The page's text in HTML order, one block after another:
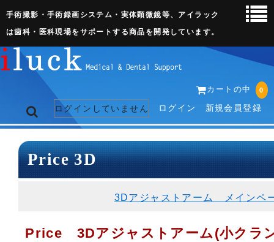
手術撮影・手術録画システム・実体顕微鏡等、アイラック
は歯科・医科現場をサポートする商品を開発しています。
カートの中 0
ログインしていません ログイン 新規会員登録
トップページ
術野撮影キット
Price 3D
3Dアジャストアーム メインペ
Price 3Dアジャストアーム(小クラ